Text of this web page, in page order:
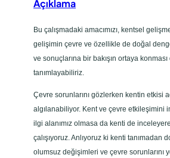
Açıklama
Bu çalışmadaki amacımızı, kentsel
gelişimin çevre ve özellikle de doğal
ve sonuçlarına bir bakışın ortaya
tanımlayabiliriz.
Çevre sorunlarını gözlerken kentin etkisi
algılanabiliyor. Kent ve çevre etkileşimini
ilgi alanımız olmasa da kenti de
çalışıyoruz. Anlıyoruz ki kenti tanımadan
olumsuz değişimleri ve çevre sorunlarını